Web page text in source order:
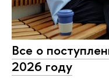
Все о
2026 году